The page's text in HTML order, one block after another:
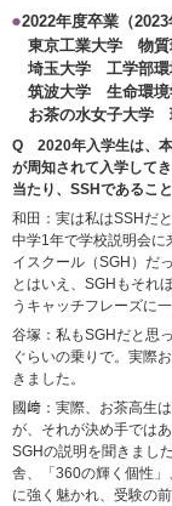
2022年度卒業（2023
東京工業大学 物
埼玉大学 工学部環
筑波大学 生命環
お茶の水女子大学
Q 2020年入学生は、
が周知されて入学して
当たり、SSHであるこ
和田：実は私はSSHだ
中学1年で学校説明会に
イスクール（SGH）だ
とはいえ、SGHもそれ
うキャッチフレーズに
谷塚：私もSGHだと思
ぐらいの乗りで。実際
きました。
國﨑：実際、お茶高生
が、それが決め手では
SGHの説明を聞きまし
舎、「360の輝く個性
に強く魅かれ、受験の